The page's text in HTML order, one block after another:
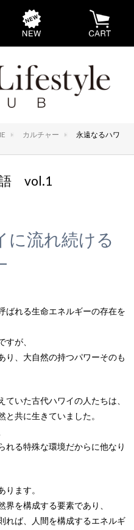
カルチャー
永遠なるハワ
語 vol.1
流れ続ける
ばれる生命エネルギーの存在を
が、
り、大自然の持つパワーそのも
いた古代ハワイの人たちは、
共に生きていました。
れる特殊な環境だからに他なり
ます。
を構成する要素であり、
れば、人間を構成するエネルギ